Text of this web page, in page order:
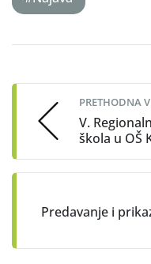
navigation
PRETHODNA
V.
škola u OŠ
Predavanje i